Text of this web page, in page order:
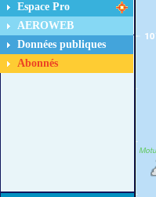
Espace Pro
AEROWEB
Données publiques
Abonnés